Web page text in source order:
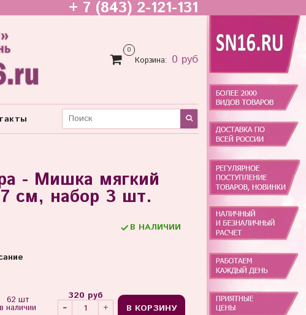
+ 7 (843) 2-121-131
0
Корзина: 0 руб
- Мишка мягкий
см, набор 3 шт.
В НАЛИЧИИ
62 шт
в наличии
320 руб
В КОРЗИНУ